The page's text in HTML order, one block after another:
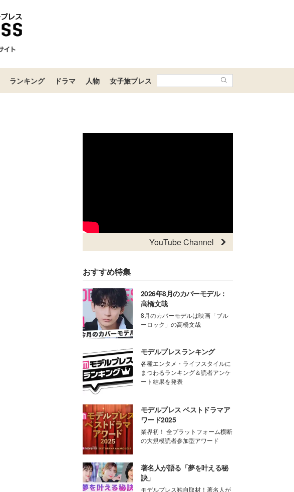
ランキング ドラマ 人物 女子旅プレス
YouTube Channel
おすすめ特集
2026年8月のカバーモデル：
高橋文哉
8月のカバーモデルは映画「ブル
ーロック」の高橋文哉
モデルプレスランキング
各種エンタメ・ライフスタイルに
まつわるランキング＆読者アンケ
ート結果を発表
モデルプレス ベストドラマア
ワード2025
業界初！ 全プラットフォーム横断
の大規模読者参加型アワード
著名人が語る「夢を叶える秘
訣」
モデルプレス独自取材！著名人が